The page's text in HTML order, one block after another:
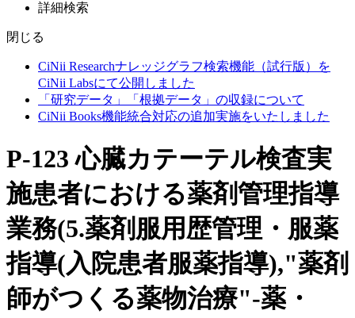
詳細検索
閉じる
CiNii Researchナレッジグラフ検索機能（試行版）を
CiNii Labsにて公開しました
「研究データ」「根拠データ」の収録について
CiNii Books機能統合対応の追加実施をいたしました
P-123 心臓カテーテル検査実
施患者における薬剤管理指導
業務(5.薬剤服用歴管理・服薬
指導(入院患者服薬指導),"薬剤
師がつくる薬物治療"-薬・